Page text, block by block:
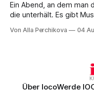
Ein Abend, an dem man das
die unterhält. Es gibt
Genau so war der
Von Alla Perchikova 04
Über IocoWerde